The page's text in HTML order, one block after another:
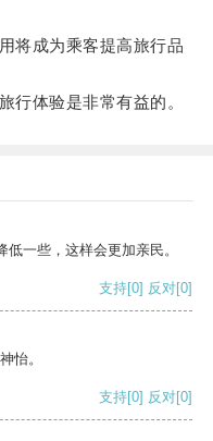
成为乘客提高旅行品
体验是非常有益的。
一些，这样会更加亲民。
支持[0] 反对[0]
怡。
支持[0] 反对[0]